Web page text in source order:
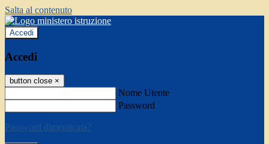
Salta al contenuto
Accedi
Accedi
button close ×
Nome Utente
Password
Password dimenticata?